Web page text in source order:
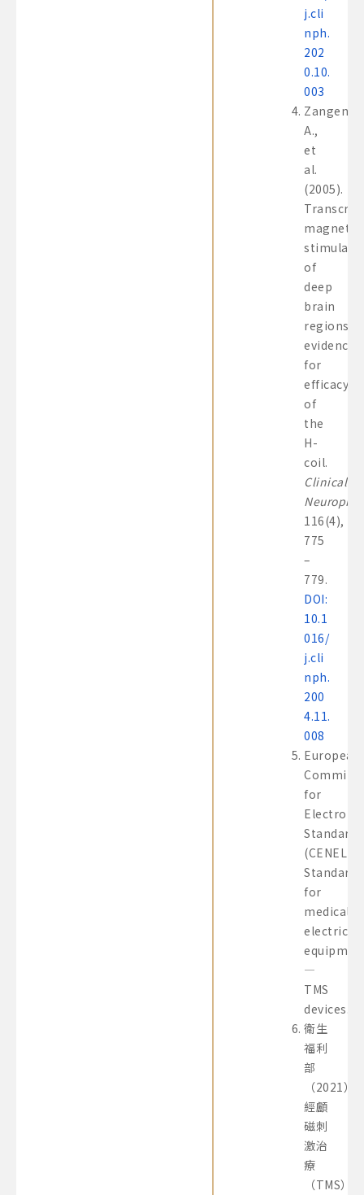
j.cli
nph.
202
0.10.
003
Zangen,
A.,
et
al.
(2005).
magnetic
of
deep
brain
regions:
evidence
for
efficacy
of
the
H-
coil.
Clinical
116(4),
775
–
779.
DOI:
10.1
016/
j.cli
nph.
200
4.11.
008
European
for
Standards
for
medical
electrical
—
TMS
devices.
衛生
福利
部
（2021）
經顱
磁刺
激治
療
（TMS）